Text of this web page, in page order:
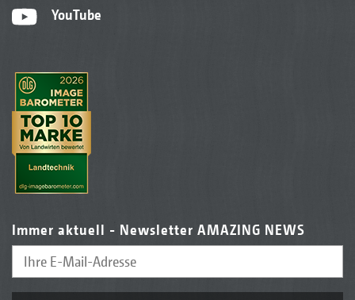
YouTube
Immer aktuell - Newsletter AMAZING NEWS